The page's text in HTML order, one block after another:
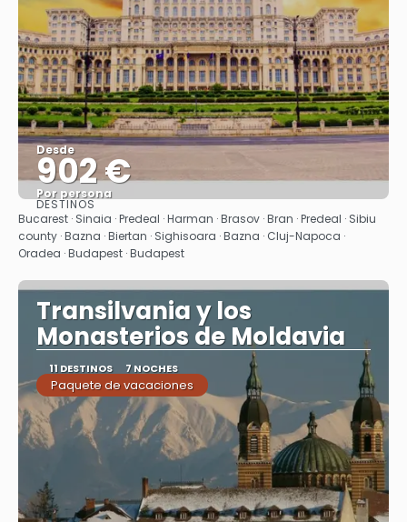
Desde
902 €
Por persona
Ver
DESTINOS
Bucarest · Sinaia · Predeal · Harman · Brasov · Bran · Predeal · Sibiu
county · Bazna · Biertan · Sighisoara · Bazna · Cluj-Napoca ·
Oradea · Budapest · Budapest
Transilvania y los
Monasterios de Moldavia
11 DESTINOS 7 NOCHES
Paquete de vacaciones